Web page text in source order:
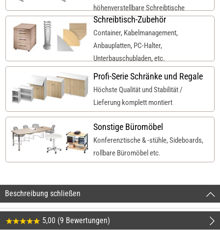
höhenverstellbare Schreibtische
Schreibtisch-Zubehör
Container, Kabelmanagement,
Anbauplatten, PC-Halter,
Unterbauschubladen, etc.
Profi-Serie Schränke und Regale
Höchste Qualität und Stabilität /
Lieferung komplett montiert
Sonstige Büromöbel
Konferenztische & -stühle, Sideboards,
rollbare Büromöbel etc.
Beschreibung schließen
5,00 (9 Bewertungen)